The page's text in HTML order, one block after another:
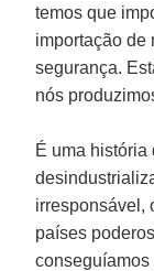
temos que
importação de
segurança.
nós
É uma
irresponsável,
países